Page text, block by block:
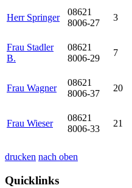
Herr Springer
08621
8006-27
3
Frau Stadler
B.
08621
8006-29
7
Frau Wagner
08621
8006-37
20
Frau Wieser
08621
8006-33
21
drucken nach oben
Quicklinks